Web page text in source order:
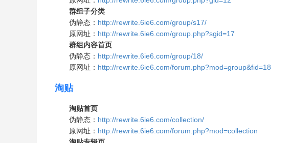
群组子分类
伪静态： http://rewrite.6ie6.com/group/s17/
原网址： http://rewrite.6ie6.com/group.php?sgid=17
群组内容首页
伪静态： http://rewrite.6ie6.com/group/18/
原网址： http://rewrite.6ie6.com/forum.php?mod=group&fid=18
淘贴
淘贴首页
伪静态： http://rewrite.6ie6.com/collection/
原网址： http://rewrite.6ie6.com/forum.php?mod=collection